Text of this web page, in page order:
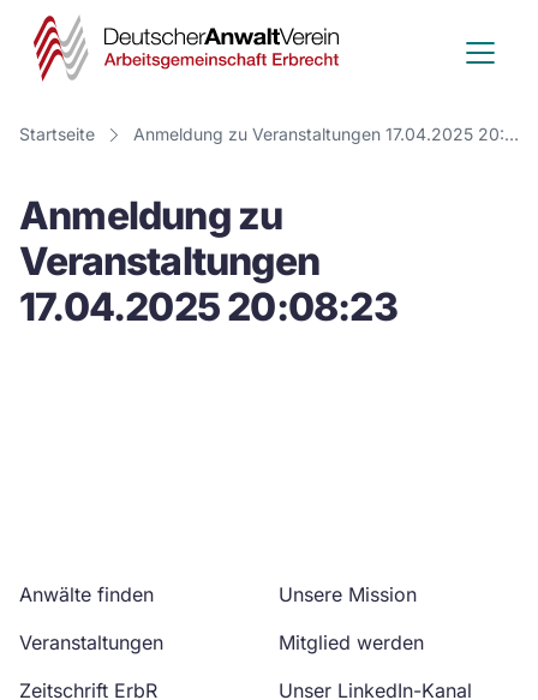
Deutscher
Anwalt
Verein
Startseite Anmeldung zu Veranstaltungen 17.04.2025 20:08:23
Anmeldung zu
Veranstaltungen
17.04.2025 20:08:23
Anwälte finden
Veranstaltungen
Zeitschrift ErbR
Unsere Mission
Mitglied werden
Unser LinkedIn-Kanal